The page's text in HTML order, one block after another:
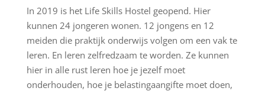
In 2019 is het Life Skills Hostel geopend. Hier
kunnen 24 jongeren wonen. 12 jongens en 12
meiden die praktijk onderwijs volgen om een vak te
leren. En leren zelfredzaam te worden. Ze kunnen
hier in alle rust leren hoe je jezelf moet
onderhouden, hoe je belastingaangifte moet doen,